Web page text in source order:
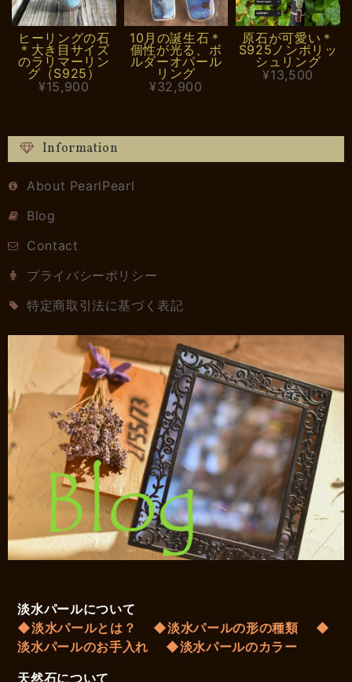
ヒーリングの石
＊大き目サイズ
のラリマーリン
グ（S925）
¥15,900
10月の誕生石＊
個性が光る、ボ
ルダーオパール
リング
¥32,900
原石が可愛い＊
S925ノンポリッ
シュリング
¥13,500
Information
About PearlPearl
Blog
Contact
プライバシーポリシー
特定商取引法に基づく表記
淡水パールについて
◆淡水パールとは？
◆淡水パールの形の種類
◆
淡水パールのお手入れ
◆淡水パールのカラー
天然石について